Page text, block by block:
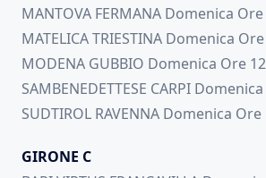
MANTOVA FERMANA Domenica
MATELICA TRIESTINA Domenica
MODENA GUBBIO Domenica Ore
SAMBENEDETTESE CARPI
SUDTIROL RAVENNA Domenica Ore
GIRONE C